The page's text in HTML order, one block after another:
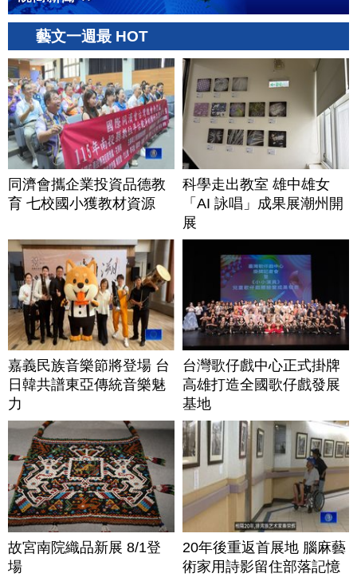
藝文一週最 HOT
同濟會攜企業投資品德教
育 七校國小獲教材資源
科學走出教室 雄中雄女
「AI 詠唱」成果展潮州開
展
嘉義民族音樂節將登場 台
日韓共譜東亞傳統音樂魅
力
台灣歌仔戲中心正式掛牌
高雄打造全國歌仔戲發展
基地
故宮南院織品新展 8/1登
場
20年後重返首展地 腦麻藝
術家用詩影留住部落記憶